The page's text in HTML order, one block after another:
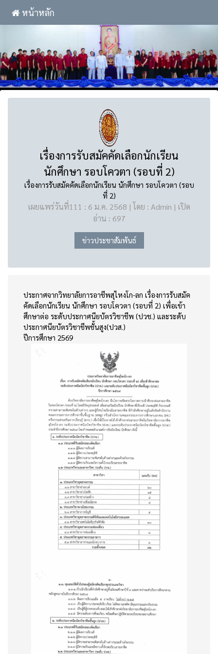
หน้าหลัก
เรื่องการรับสมัคคัดเลือกนักเรียน
นักศึกษา รอบโควตา (รอบที่ 2)
เรื่องการรับสมัคคัดเลือกนักเรียน นักศึกษา รอบโควตา (รอบ
ที่ 2)
เผยแพร่วันที่111 : 6 ม.ค. 2568 | โดย : Admin | เปิด
อ่าน : 697
ข่าวประชาสัมพันธ์
ประกาศจากวิทยาลัยการอาชีพสุไหงโก-ลก เรื่องการรับสมัค
คัดเลือกนักเรียน นักศึกษา รอบโควตา (รอบที่ 2) เพื่อเข้า
ศึกษาต่อ ระดับประกาศนียบัตรวิชาชีพ (ปวช.) และระดับ
ประกาศนียบัตรวิชาชีพชั้นสูง(ปวส.)
ปีการศึกษา 2569